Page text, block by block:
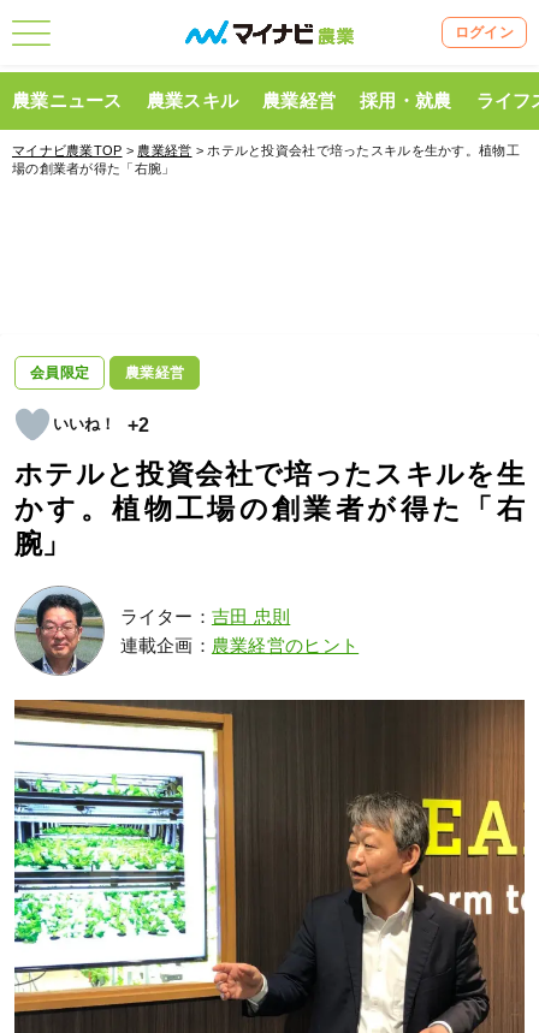
ログイン
農業ニュース 農業スキル 農業経営 採用・就農 ライフ
マイナビ農業TOP > 農業経営 > ホテルと投資会社で培ったスキルを生かす。植物工
場の創業者が得た「右腕」
会員限定 農業経営
+2
ホテルと投資会社で培ったスキルを生
かす。植物工場の創業者が得た「右
腕」
ライター： 吉田 忠則
連載企画： 農業経営のヒント